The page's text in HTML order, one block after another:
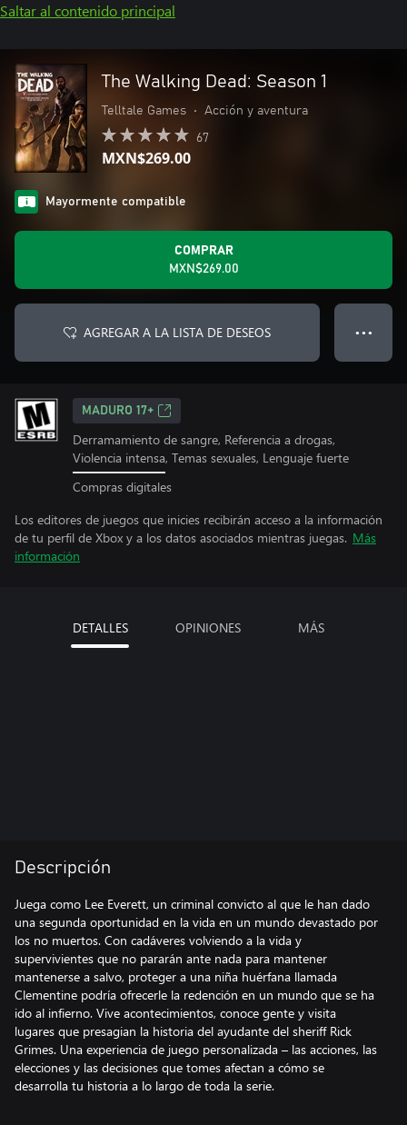
Saltar al contenido principal
The Walking Dead: Season 1
Telltale Games • Acción y aventura
67
MXN$269.00
Mayormente compatible
COMPRAR
MXN$269.00
AGREGAR A LA LISTA DE DESEOS ● ● ●
MADURO 17+
Derramamiento de sangre, Referencia a drogas,
Violencia intensa, Temas sexuales, Lenguaje fuerte
Compras digitales
Los editores de juegos que inicies recibirán acceso a la información
de tu perfil de Xbox y a los datos asociados mientras juegas. Más
información
DETALLES OPINIONES MÁS
Descripción
Juega como Lee Everett, un criminal convicto al que le han dado
una segunda oportunidad en la vida en un mundo devastado por
los no muertos. Con cadáveres volviendo a la vida y
supervivientes que no pararán ante nada para mantener
mantenerse a salvo, proteger a una niña huérfana llamada
Clementine podría ofrecerle la redención en un mundo que se ha
ido al infierno. Vive acontecimientos, conoce gente y visita
lugares que presagian la historia del ayudante del sheriff Rick
Grimes. Una experiencia de juego personalizada – las acciones, las
elecciones y las decisiones que tomes afectan a cómo se
desarrolla tu historia a lo largo de toda la serie.